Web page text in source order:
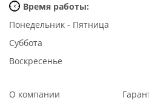
Время работы:
Понедельник - Пятница
Суббота
Воскресенье
О компании